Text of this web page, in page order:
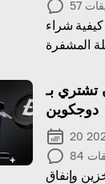
57
شراء
المشفرة
تشتري بـ
دوجكوين
84
وإنفاق